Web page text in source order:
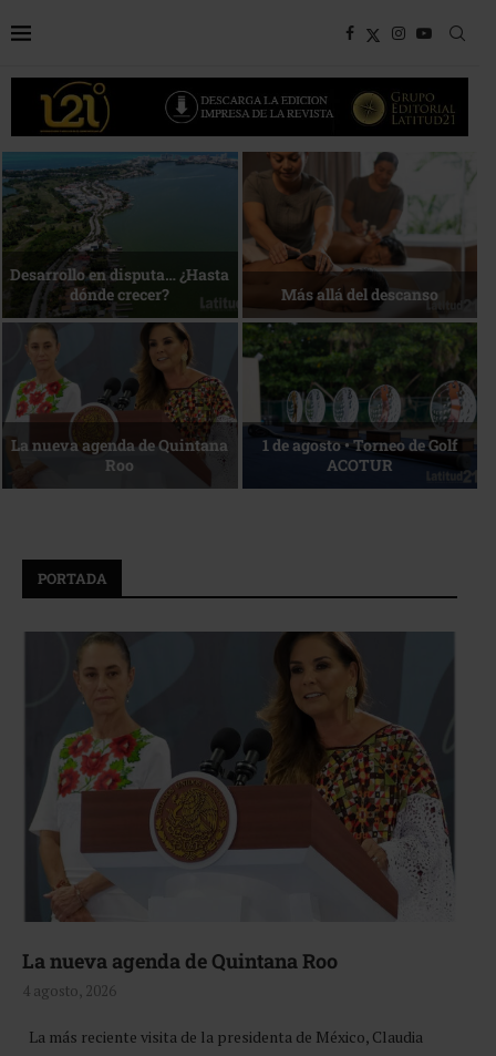
Bottega, un viaje servido a la
mesa
Energía que Impulsa la
competitividad
Reconocimiento de viajeros La esencia del servicio
PORTADA
La nueva agenda de Quintana Roo
4 agosto, 2026
La más reciente visita de la presidenta de México, Claudia